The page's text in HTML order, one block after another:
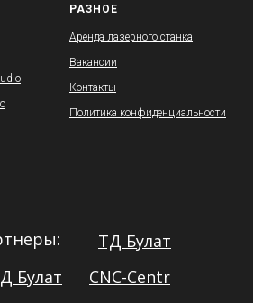
РАЗНОЕ
Аренда лазерного станка
Вакансии
Контакты
Политика конфиденциальности
ТД Булат
CNC-Centr
Булат